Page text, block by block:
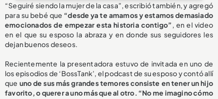
“Seguiré siendo la mujer de la casa”, escribió también, y agregó
para su bebé que “desde ya te amamos y estamos demasiado
emocionados de empezar esta historia contigo”, en el video
en el que su esposo la abraza y en donde sus seguidores les
dejan buenos deseos.
Recientemente la presentadora estuvo de invitada en uno de
los episodios de ‘BossTank’, el podcast de su esposo y contó allí
que uno de sus más grandes temores consiste en tener un hijo
favorito, o querer a uno más que al otro. “No me imagino cómo